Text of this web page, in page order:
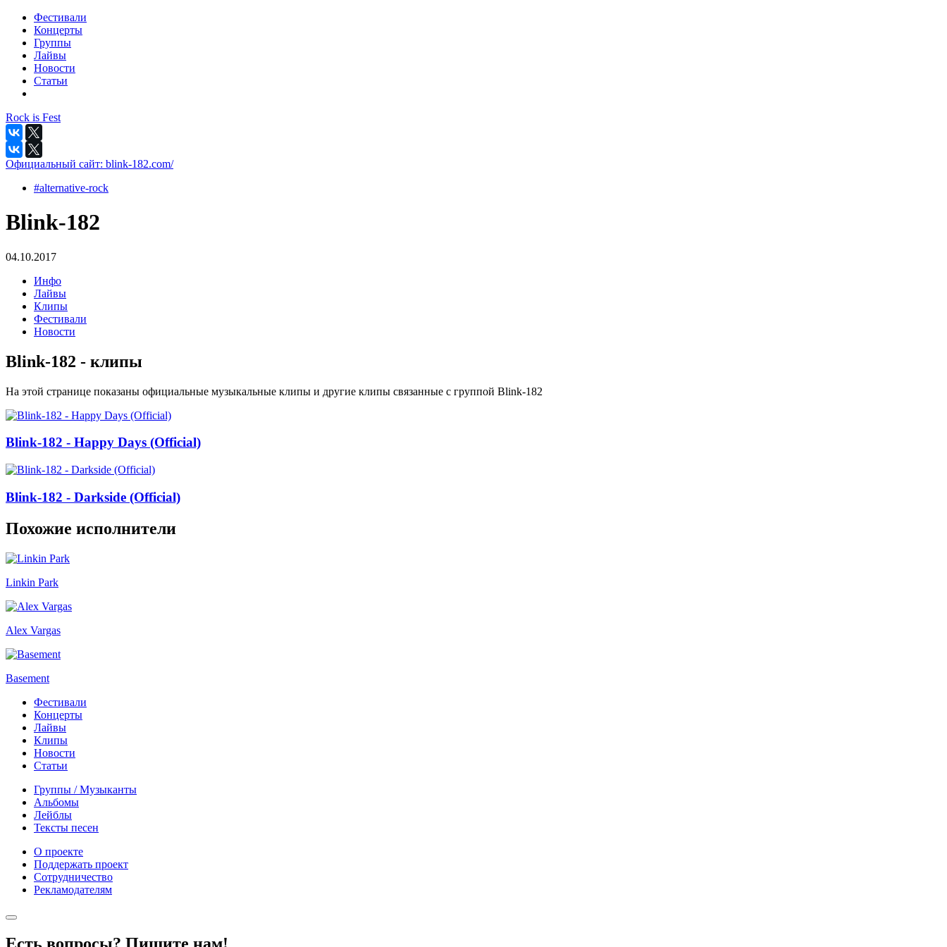
Фестивали
Концерты
Группы
Лайвы
Новости
Статьи
Rock is Fest
Официальный сайт: blink-182.com/
#alternative-rock
Blink-182
04.10.2017
Инфо
Лайвы
Клипы
Фестивали
Новости
Blink-182 - клипы
На этой странице показаны официальные музыкальные клипы и другие клипы связанные с группой Blink-182
Blink-182 - Happy Days (Official)
Blink-182 - Darkside (Official)
Похожие исполнители
Linkin Park
Alex Vargas
Basement
Фестивали
Концерты
Лайвы
Клипы
Новости
Статьи
Группы / Музыканты
Альбомы
Лейблы
Тексты песен
О проекте
Поддержать проект
Сотрудничество
Рекламодателям
Есть вопросы? Пишите нам!